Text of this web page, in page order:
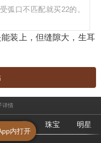
弧口不匹配就买22的。
装上，但缝隙大，生耳
详情
作业 珠宝 明星
内打开